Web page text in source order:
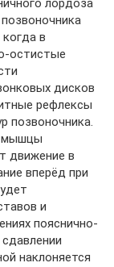
лордоза
в
остистые
дисков
рефлексы
позвоночника.
мышцы
движение в
вперёд при
и
пояснично-
наклоняется